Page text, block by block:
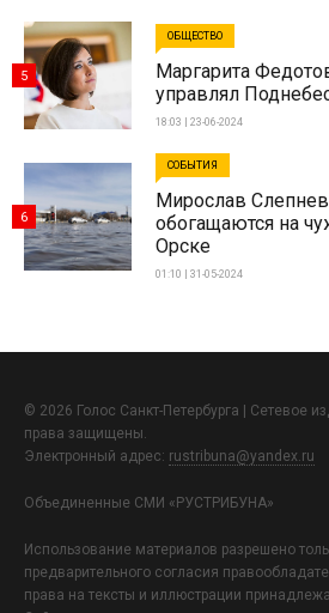
ОБЩЕСТВО
Маргарита
управлял
18:03 | 23-06-2024
5
СОБЫТИЯ
Мирослав
обогащаются на
Орске
01:10 | 31-05-2024
6
© 2026 Голос Санкт-Петербурга | Сетевое
права защищены.
Электронный адрес: rustribuna@yandex.ru
Объединенные СМИ «РУСТРИБУНА»
Использование материалов разрешено
предварительного согласия
права на тексты и иллюстрации